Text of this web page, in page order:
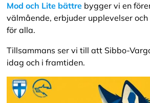
Mod och Lite bättre bygger vi en
välmående, erbjuder upplevelser
för alla.
Tillsammans ser vi till att Sibbo-
idag och i framtiden.